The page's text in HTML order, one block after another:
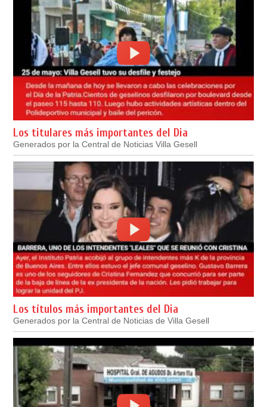
Los titulares más importantes del Dia
Generados por la Central de Noticias Villa Gesell
Los títulos más importantes del Dia
Generados por la Central de Noticias de Villa Gesell